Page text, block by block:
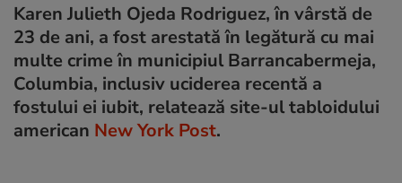
Karen Julieth Ojeda Rodriguez, în vârstă de
23 de ani, a fost arestată în legătură cu mai
multe crime în municipiul Barrancabermeja,
Columbia, inclusiv uciderea recentă a
fostului ei iubit, relatează site-ul tabloidului
american New York Post.